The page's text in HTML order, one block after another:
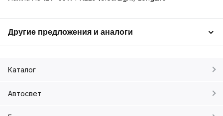
Другие предложения и аналоги
Каталог
Автосвет